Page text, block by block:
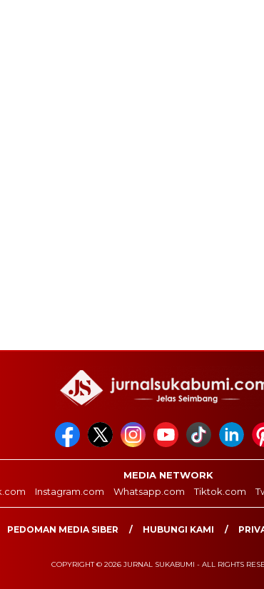
MEDIA NETWORK
Instagram.com Whatsapp.com Tiktok.com
PEDOMAN MEDIA SIBER HUBUNGI KAMI
COPYRIGHT © 2026 JURNAL SUKABUMI - ALL RIGHTS